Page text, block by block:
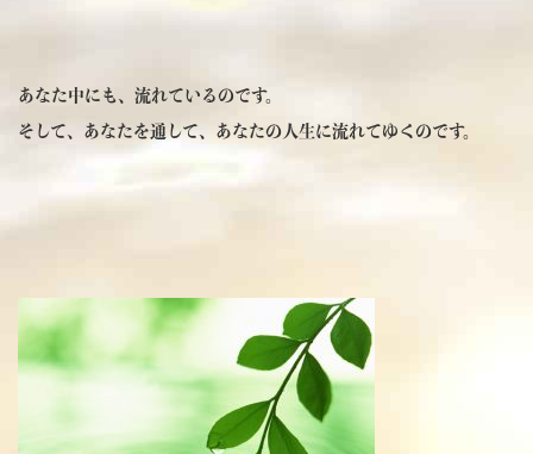
あなた中にも、流れているのです。
そして、あなたを通して、あなたの人生に流れてゆくのです。